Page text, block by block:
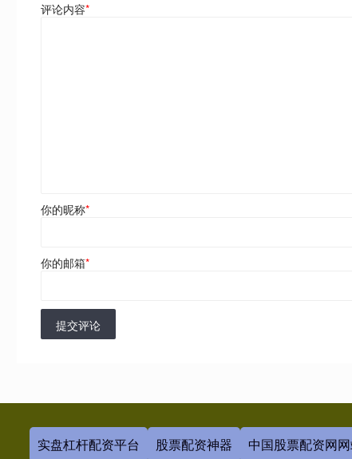
评论内容*
你的昵称*
你的邮箱*
提交评论
实盘杠杆配资平台 股票配资神器 中国股票配资网